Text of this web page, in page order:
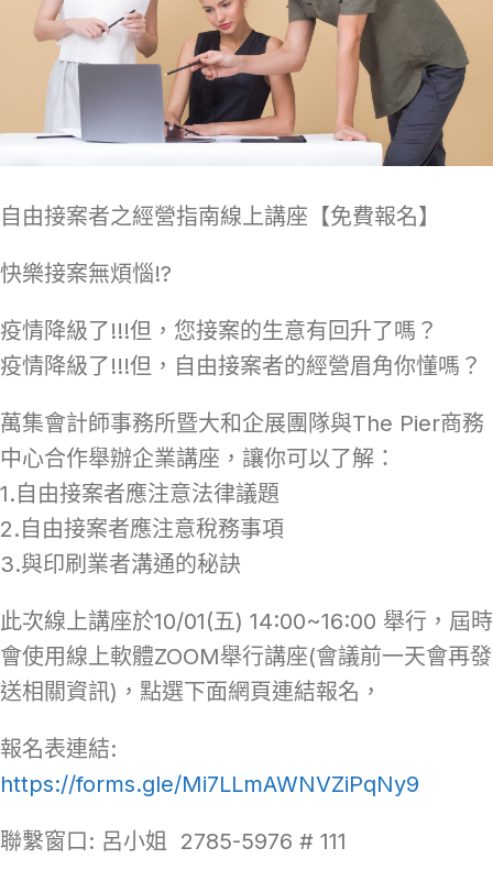
自由接案者之經營指南線上講座【免費報名】
快樂接案無煩惱!?
疫情降級了!!!但，您接案的生意有回升了嗎？
疫情降級了!!!但，自由接案者的經營眉角你懂嗎？
萬集會計師事務所暨大和企展團隊與The Pier商務
中心合作舉辦企業講座，讓你可以了解：
1.自由接案者應注意法律議題
2.自由接案者應注意稅務事項
3.與印刷業者溝通的秘訣
此次線上講座於10/01(五) 14:00~16:00 舉行，屆時
會使用線上軟體ZOOM舉行講座(會議前一天會再發
送相關資訊)，點選下面網頁連結報名，
報名表連結:
https://forms.gle/Mi7LLmAWNVZiPqNy9
聯繫窗口: 呂小姐 2785-5976 # 111